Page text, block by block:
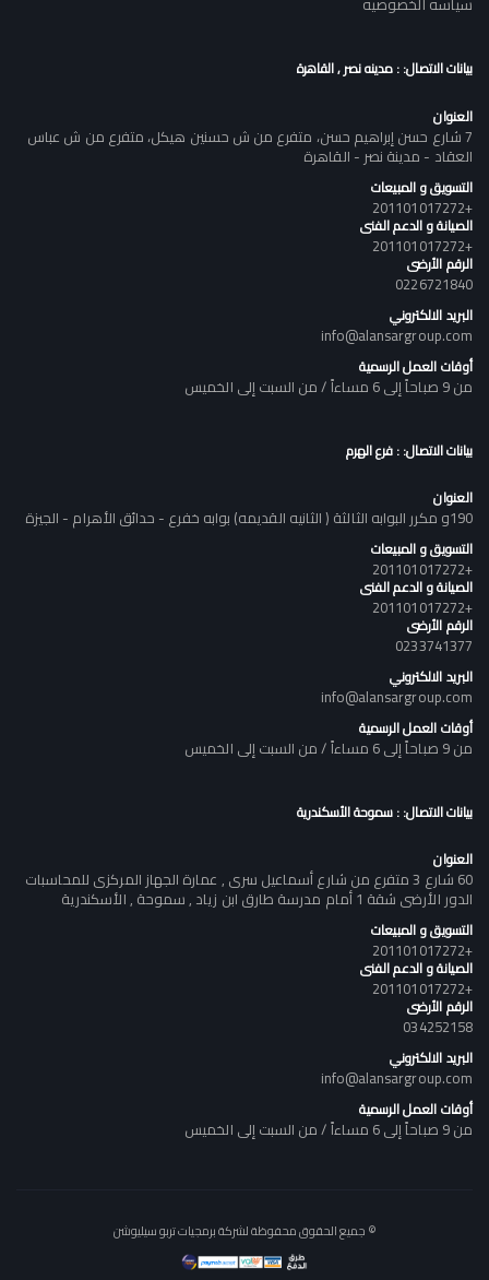
بيانات الاتصال: : مدينه نصر , القاهرة
العنوان
7 شارع حسن إبراهيم حسن، متفرع من ش حسنين هيكل، متفرع من ش عباس
العقاد - مدينة نصر - القاهرة
التسويق و المبيعات
+201101017272
الصيانة و الدعم الفنى
+201101017272
الرقم الأرضى
0226721840
البريد الالكتروني
info@alansargroup.com
أوقات العمل الرسمية
من 9 صباحاً إلى 6 مساءاً / من السبت إلى الخميس
بيانات الاتصال: : فرع الهرم
العنوان
190و مكرر البوابه الثالثة ( الثانيه القديمه) بوابه خفرع - حدائق الأهرام - الجيزة
التسويق و المبيعات
+201101017272
الصيانة و الدعم الفنى
+201101017272
الرقم الأرضى
0233741377
البريد الالكتروني
info@alansargroup.com
أوقات العمل الرسمية
من 9 صباحاً إلى 6 مساءاً / من السبت إلى الخميس
بيانات الاتصال: : سموحة الأسكندرية
العنوان
60 شارع 3 متفرع من شارع أسماعيل سرى , عمارة الجهاز المركزى للمحاسبات
الدور الأرضى شقة 1 أمام مدرسة طارق ابن زياد , سموحة , الأسكندرية
التسويق و المبيعات
+201101017272
الصيانة و الدعم الفنى
+201101017272
الرقم الأرضى
034252158
البريد الالكتروني
info@alansargroup.com
أوقات العمل الرسمية
من 9 صباحاً إلى 6 مساءاً / من السبت إلى الخميس
© جميع الحقوق محفوظة لشركة برمجيات تربو سيليوشن